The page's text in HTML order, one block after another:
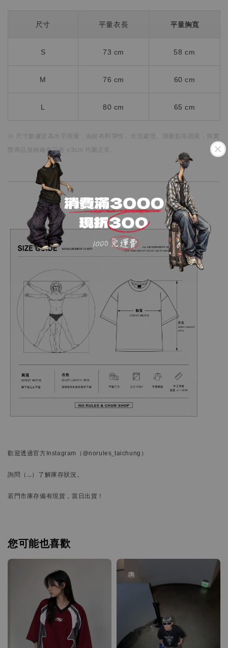
尺寸 平量衣長 平量胸寬
S 73 cm 58cm
M 76 cm 60 cm
L 80 cm 65 cm
※ 尺寸數據皆為水平測量， 由於布料彈性、水洗處理、測量點等因素，
際商品規格略有誤差 ±3cm 均屬正常。
歡迎透過官方Instagram （@norules_taichung）
詢問 （…） 了解庫存狀況。
若門市庫存備有現貨，當日出貨！
您可能也喜歡